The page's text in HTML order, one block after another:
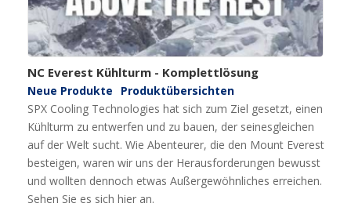
NC Everest Kühlturm - Komplettlösung
Neue Produkte
Produktübersichten
SPX Cooling Technologies hat sich zum Ziel gesetzt, einen
Kühlturm zu entwerfen und zu bauen, der seinesgleichen
auf der Welt sucht. Wie Abenteurer, die den Mount Everest
besteigen, waren wir uns der Herausforderungen bewusst
und wollten dennoch etwas Außergewöhnliches erreichen.
Sehen Sie es sich hier an.